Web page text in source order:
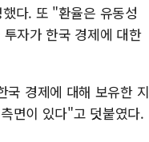
다. 또 "환율은 유동성
자가 한국 경제에 대한
국 경제에 대해 보유한 지
면이 있다"고 덧붙였다.